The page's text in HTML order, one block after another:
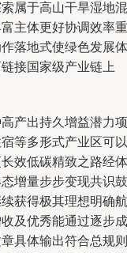
属于高山干旱湿地混
主体更好协调效率重
落地式使绿色发展体
接国家级产业链上
产出持久增益潜力项
等多形式产业区可以
效低碳精致之路经体
增量步步变现共识鼓
获得极其理想明确航
及优秀能通过逐步成
具体输出符合总规则